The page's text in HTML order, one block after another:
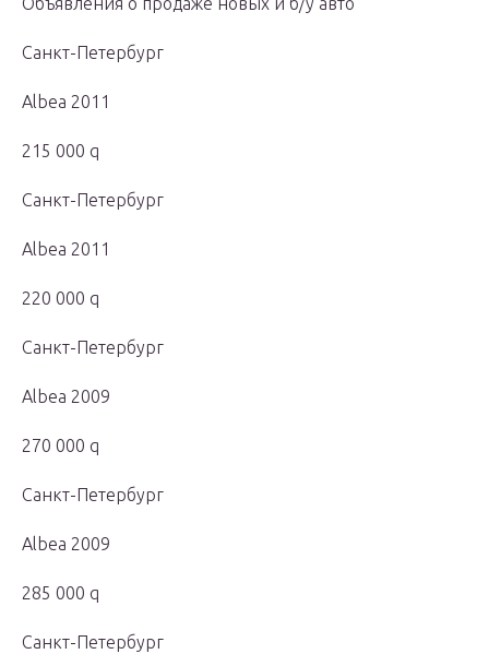
Санкт-Петербург
Albea 2011
215 000 q
Санкт-Петербург
Albea 2011
220 000 q
Санкт-Петербург
Albea 2009
270 000 q
Санкт-Петербург
Albea 2009
285 000 q
Санкт-Петербург